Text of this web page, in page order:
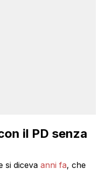
il PD senza
si diceva anni fa, che